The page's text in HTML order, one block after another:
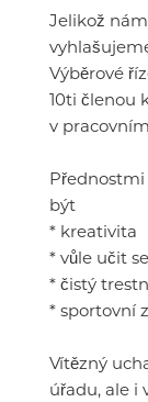
Jelikož
Výběrové
10ti členou
v
být
* kreativita
* vůle učit
* čistý
* sportovní
Vítězný
úřadu, ale i